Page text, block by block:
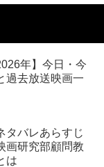
年】今日・今
過去放送映画一
タバレあらすじ
画研究部顧問教
は